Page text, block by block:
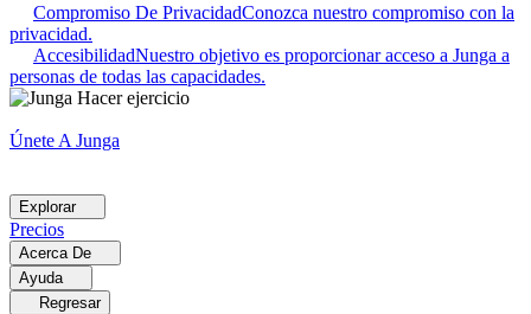
Compromiso De PrivacidadConozca nuestro compromiso con la
privacidad.
AccesibilidadNuestro objetivo es proporcionar acceso a Junga a
personas de todas las capacidades.
Únete A Junga
Explorar
Precios
Acerca De
Ayuda
Regresar